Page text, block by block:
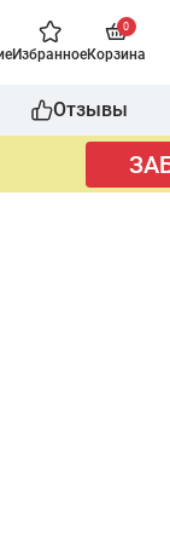
Избранное
0
Корзина
Отзывы